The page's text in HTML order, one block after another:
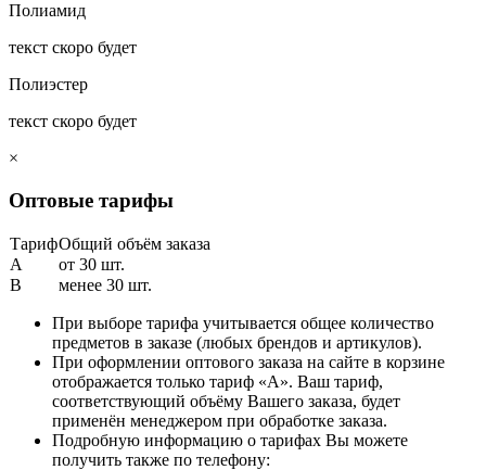
Полиамид
текст скоро будет
Полиэстер
текст скоро будет
×
Оптовые тарифы
ТарифОбщий объём заказа
A
от 30 шт.
B
менее 30 шт.
При выборе тарифа учитывается общее количество
предметов в заказе (любых брендов и артикулов).
При оформлении оптового заказа на сайте в корзине
отображается только тариф «А». Ваш тариф,
соответствующий объёму Вашего заказа, будет
применён менеджером при обработке заказа.
Подробную информацию о тарифах Вы можете
получить также по телефону: